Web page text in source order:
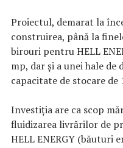
Proiectul, demarat la
construirea, până la
birouri pentru HELL
mp, dar și a unei hale de
capacitate de stocare de
Investiția are ca scop
fluidizarea livrărilor de
HELL ENERGY (băuturi